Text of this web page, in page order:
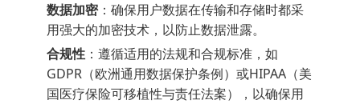
数据加密：确保用户数据在传输和存储时都采
用强大的加密技术，以防止数据泄露。
合规性：遵循适用的法规和合规标准，如
GDPR（欧洲通用数据保护条例）或HIPAA（美
国医疗保险可移植性与责任法案），以确保用